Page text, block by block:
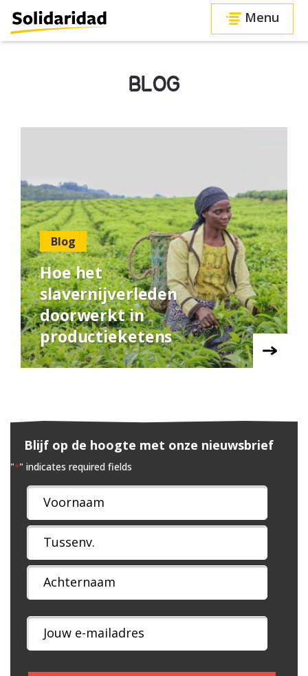
Menu
BLOG
Blog
Hoe het
slavernijverleden
doorwerkt in
productieketens
Blijf op de hoogte met onze nieuwsbrief
"*" indicates required fields
Naam
*